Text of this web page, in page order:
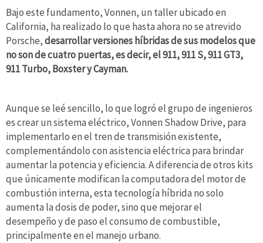
Bajo este fundamento, Vonnen, un taller ubicado en
California, ha realizado lo que hasta ahora no se atrevido
Porsche,desarrollar versiones híbridas de sus modelos que
no son de cuatro puertas, es decir, el 911, 911 S, 911 GT3,
911 Turbo, Boxster y Cayman.
Aunque se leé sencillo, lo que logró el grupo de ingenieros
es crear un sistema eléctrico, Vonnen Shadow Drive, para
implementarlo en el tren de transmisión existente,
complementándolo con asistencia eléctrica para brindar
aumentar la potencia y eficiencia. A diferencia de otros kits
que únicamente modifican la computadora del motor de
combustión interna, esta tecnología híbrida no solo
aumenta la dosis de poder, sino que mejorar el
desempeño y de paso el consumo de combustible,
principalmente en el manejo urbano.